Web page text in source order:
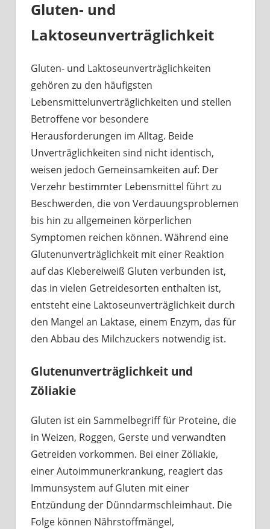
Gluten- und
Laktoseunverträglichkeit
Gluten- und Laktoseunverträglichkeiten
gehören zu den häufigsten
Lebensmittelunverträglichkeiten und stellen
Betroffene vor besondere
Herausforderungen im Alltag. Beide
Unverträglichkeiten sind nicht identisch,
weisen jedoch Gemeinsamkeiten auf: Der
Verzehr bestimmter Lebensmittel führt zu
Beschwerden, die von Verdauungsproblemen
bis hin zu allgemeinen körperlichen
Symptomen reichen können. Während eine
Glutenunverträglichkeit mit einer Reaktion
auf das Klebereiweiß Gluten verbunden ist,
das in vielen Getreidesorten enthalten ist,
entsteht eine Laktoseunverträglichkeit durch
den Mangel an Laktase, einem Enzym, das für
den Abbau des Milchzuckers notwendig ist.
Glutenunverträglichkeit und
Zöliakie
Gluten ist ein Sammelbegriff für Proteine, die
in Weizen, Roggen, Gerste und verwandten
Getreiden vorkommen. Bei einer Zöliakie,
einer Autoimmunerkrankung, reagiert das
Immunsystem auf Gluten mit einer
Entzündung der Dünndarmschleimhaut. Die
Folge können Nährstoffmängel,